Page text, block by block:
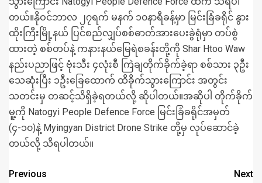
တယ်။နိုဝင်ဘာလ ၂၇ရက် မနက် ၁၀နာရီခန့်မှာ မြင်းခြံခရိုင် နွား
ထိုးကြီးမြို့နယ် ပြင်စည်လျှပ်စစ်ဓာတ်အားပေးခွဲရုံမှာ တပ်စွဲ
ထား‌တဲ့ စစ်တပ်နဲ့ ကနားနယ်မြေရဲစခန်းတို့ကို Shar Htoo Waw
နည်းပညာဖြင့် ဗုံးသီး ၄လုံးစီ ကြဲချတိုက်ခိုက်ခဲ့ရာ စစ်သား ၃ဦး
သေဆုံးပြီး ၁ဦးခြေထောက် ထိခိုက်သွားကြောင်း အတွင်း
သတင်းမှ တဆင့်သိရှိခဲ့ရတယ်လို့ ဆိုပါတယ်။အဆိုပါ တိုက်ခိုက်
မူ့ကို Natogyi People Defence Force မြင်းခြံခရိုင်အမှတ်
(၄-၁၀)နဲ့ Myingyan District Drone Strike တို့မှ လုပ်ဆောင်ခဲ့
တယ်လို့ သိရပါတယ်။
Previous
Next